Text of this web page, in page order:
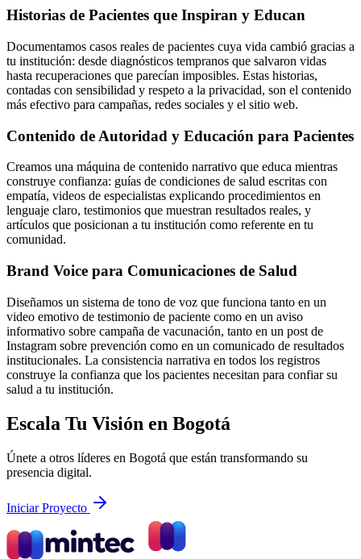
Historias de Pacientes que Inspiran y Educan
Documentamos casos reales de pacientes cuya vida cambió gracias a
tu institución: desde diagnósticos tempranos que salvaron vidas
hasta recuperaciones que parecían imposibles. Estas historias,
contadas con sensibilidad y respeto a la privacidad, son el contenido
más efectivo para campañas, redes sociales y el sitio web.
Contenido de Autoridad y Educación para Pacientes
Creamos una máquina de contenido narrativo que educa mientras
construye confianza: guías de condiciones de salud escritas con
empatía, videos de especialistas explicando procedimientos en
lenguaje claro, testimonios que muestran resultados reales, y
artículos que posicionan a tu institución como referente en tu
comunidad.
Brand Voice para Comunicaciones de Salud
Diseñamos un sistema de tono de voz que funciona tanto en un
video emotivo de testimonio de paciente como en un aviso
informativo sobre campaña de vacunación, tanto en un post de
Instagram sobre prevención como en un comunicado de resultados
institucionales. La consistencia narrativa en todos los registros
construye la confianza que los pacientes necesitan para confiar su
salud a tu institución.
Escala Tu Visión en Bogotá
Únete a otros líderes en Bogotá que están transformando su
presencia digital.
Iniciar Proyecto